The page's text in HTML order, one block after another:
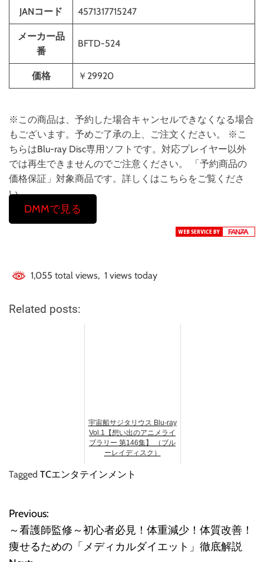
JANコード 4571317715247
メーカー品
番
BFTD-524
価格 ￥29920
※この商品は、予約した場合キャンセルできなくなる場合
もございます。予めご了承の上、ご注文ください。 ※こ
ちらはBlu-ray Disc専用ソフトです。対応プレイヤー以外
では再生できませんのでご注意ください。 「予約商品の
価格保証」対象商品です。詳しくはこちらをご覧くださ
い。
DMMで見る
1,055 total views, 1 views today
Related posts:
宇宙船サジタリウス Blu-ray
Vol.1【想い出のアニメライ
ブラリー 第146集】 （ブル
ーレイディスク）
Tagged TCエンタテインメント
投
稿
Previous:
～看護師監修～初心者必見！体重減少！体質改善！
痩せるための「メディカルダイエット」徹底解説